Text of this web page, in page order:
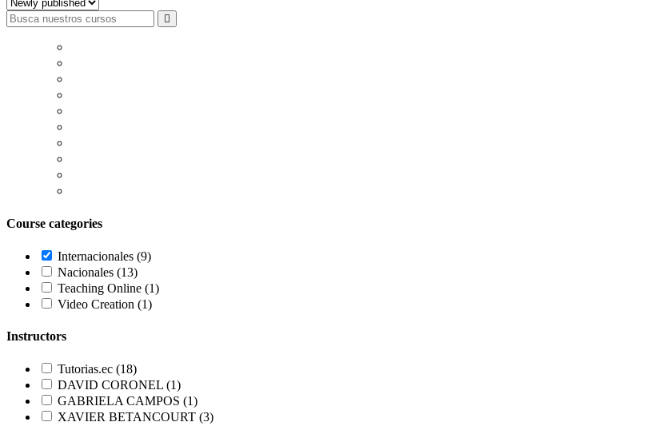
Course categories
Internacionales (9)
Nacionales (13)
Teaching Online (1)
Video Creation (1)
Instructors
Tutorias.ec (18)
DAVID CORONEL (1)
GABRIELA CAMPOS (1)
XAVIER BETANCOURT (3)